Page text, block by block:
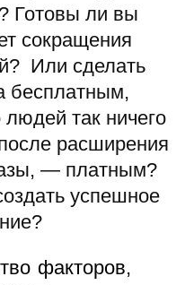
Готовы ли вы
сокращения
Или сделать
бесплатным,
так ничего
расширения
— платным?
успешное
факторов,